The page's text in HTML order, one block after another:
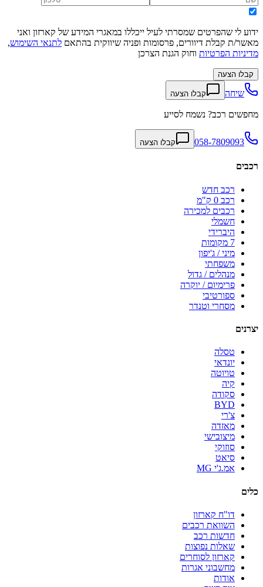
ידוע לי שהפרטים שמסרתי לעיל ייכללו במאגרי המידע של קארזון ואני
מאשר/ת קבלת דיוורים, פרסומות ופניה שיווקית בהתאם לתנאי השימוש,
מדיניות הפרטיות וחוק הגנת הצרכן
קבלו הצעה
שיחה קבלו הצעה
מחפשים רכב? נשמח לסייע
058-7809093 קבלו הצעה
רכבים
רכב חדש
רכב 0 ק"מ
רכבים למכירה
חשמלי
היברידי
7 מקומות
מיני / ג'יפון
משפחתי
מנהלים / גדול
פרימיום / יוקרה
ספורטיבי
מסחרי וטנדר
יצרנים
טסלה
יונדאי
טויוטה
קיה
סקודה
BYD
צ'רי
מאזדה
מיצובישי
סוזוקי
סיאט
אמ.ג'י MG
כלים
דו"ח קארזון
השוואת רכבים
חדשות רכב
שאלות נפוצות
קארזון לסוחרים
מחשבוני אגרות
אודות